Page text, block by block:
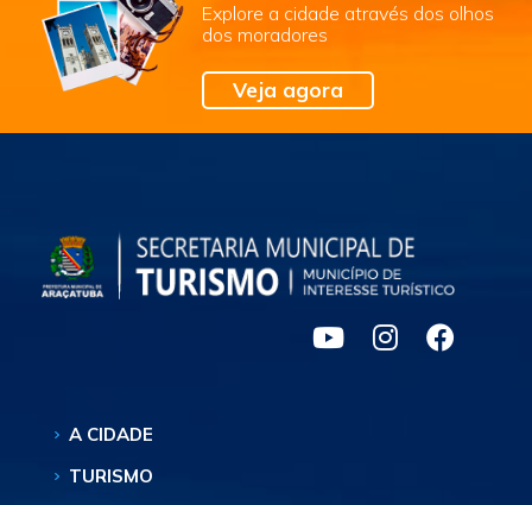
Explore a cidade através dos olhos
dos moradores
Veja agora
A CIDADE
TURISMO